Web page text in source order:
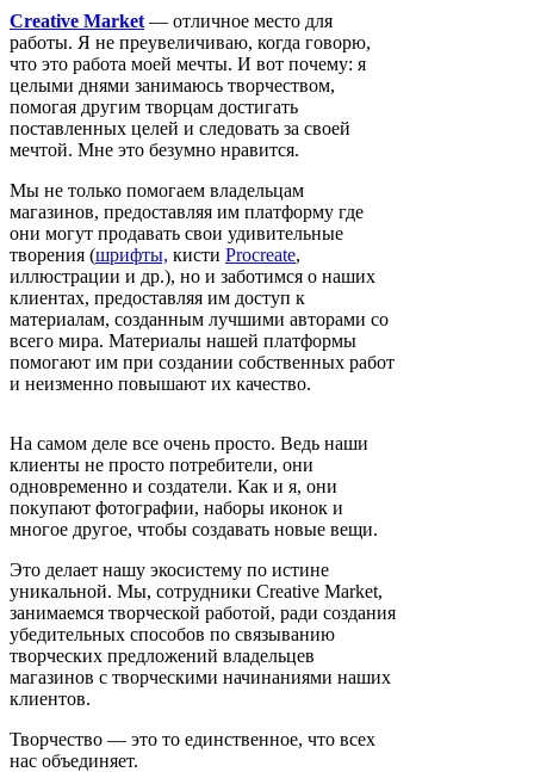
Creative Market — отличное место для
работы. Я не преувеличиваю, когда говорю,
что это работа моей мечты. И вот почему: я
целыми днями занимаюсь творчеством,
помогая другим творцам достигать
поставленных целей и следовать за своей
мечтой. Мне это безумно нравится.
Мы не только помогаем владельцам
магазинов, предоставляя им платформу где
они могут продавать свои удивительные
творения (шрифты, кисти Procreate,
иллюстрации и др.), но и заботимся о наших
клиентах, предоставляя им доступ к
материалам, созданным лучшими авторами со
всего мира. Материалы нашей платформы
помогают им при создании собственных работ
и неизменно повышают их качество.
На самом деле все очень просто. Ведь наши
клиенты не просто потребители, они
одновременно и создатели. Как и я, они
покупают фотографии, наборы иконок и
многое другое, чтобы создавать новые вещи.
Это делает нашу экосистему по истине
уникальной. Мы, сотрудники Creative Market,
занимаемся творческой работой, ради создания
убедительных способов по связыванию
творческих предложений владельцев
магазинов с творческими начинаниями наших
клиентов.
Творчество — это то единственное, что всех
нас объединяет.